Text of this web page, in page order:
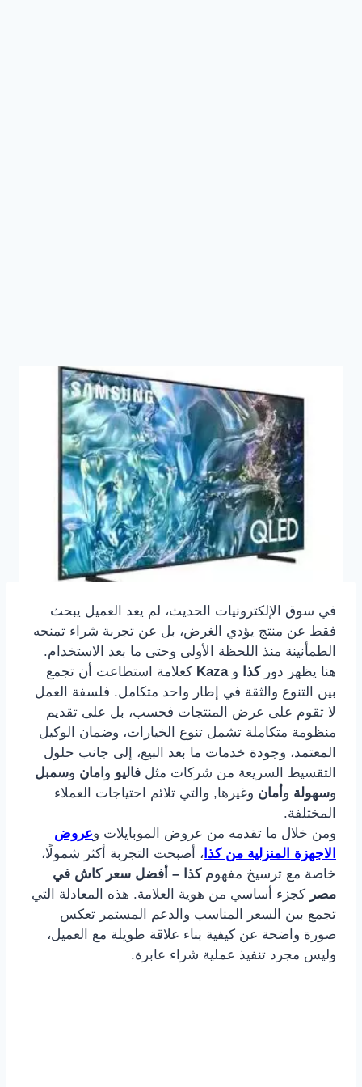
في سوق الإلكترونيات الحديث، لم يعد العميل يبحث
فقط عن منتج يؤدي الغرض، بل عن تجربة شراء تمنحه
الطمأنينة منذ اللحظة الأولى وحتى ما بعد الاستخدام.
هنا يظهر دوركذا وKaza كعلامة استطاعت أن تجمع
بين التنوع والثقة في إطار واحد متكامل. فلسفة العمل
لا تقوم على عرض المنتجات فحسب، بل على تقديم
منظومة متكاملة تشمل تنوع الخيارات، وضمان الوكيل
المعتمد، وجودة خدمات ما بعد البيع، إلى جانب حلول
التقسيط السريعة من شركات مثل فاليو و امان وسمبل
وسهولة و أمان وغيرها, والتي تلائم احتياجات العملاء
المختلفة.
ومن خلال ما تقدمه من عروض الموبايلات وعروض
الاجهزة المنزلية من كذا ، أصبحت التجربة أكثر شمولًا،
خاصة مع ترسيخ مفهومكذا – أفضل سعر كاش في
مصر كجزء أساسي من هوية العلامة. هذه المعادلة التي
تجمع بين السعر المناسب والدعم المستمر تعكس
صورة واضحة عن كيفية بناء علاقة طويلة مع العميل،
وليس مجرد تنفيذ عملية شراء عابرة.